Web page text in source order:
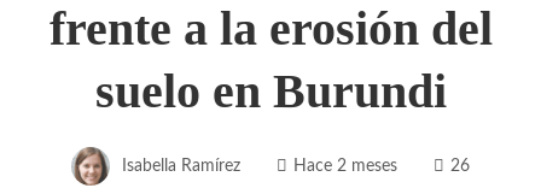
frente a la erosión del
suelo en Burundi
Isabella Ramírez Hace 2 meses 26